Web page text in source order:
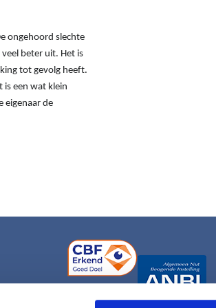
ongehoord slechte
beter uit. Het is
tot gevolg heeft.
is een wat klein
eigenaar de